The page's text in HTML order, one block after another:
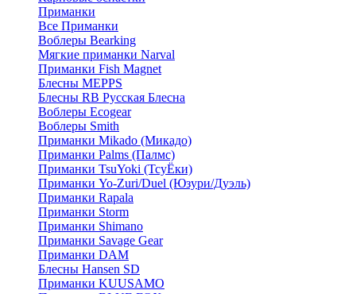
Приманки
Все Приманки
Воблеры Bearking
Мягкие приманки Narval
Приманки Fish Magnet
Блесны MEPPS
Блесны RB Русская Блесна
Воблеры Ecogear
Воблеры Smith
Приманки Mikado (Микадо)
Приманки Palms (Палмс)
Приманки TsuYoki (ТсуЁки)
Приманки Yo-Zuri/Duel (Юзури/Дуэль)
Приманки Rapala
Приманки Storm
Приманки Shimano
Приманки Savage Gear
Приманки DAM
Блесны Hansen SD
Приманки KUUSAMO